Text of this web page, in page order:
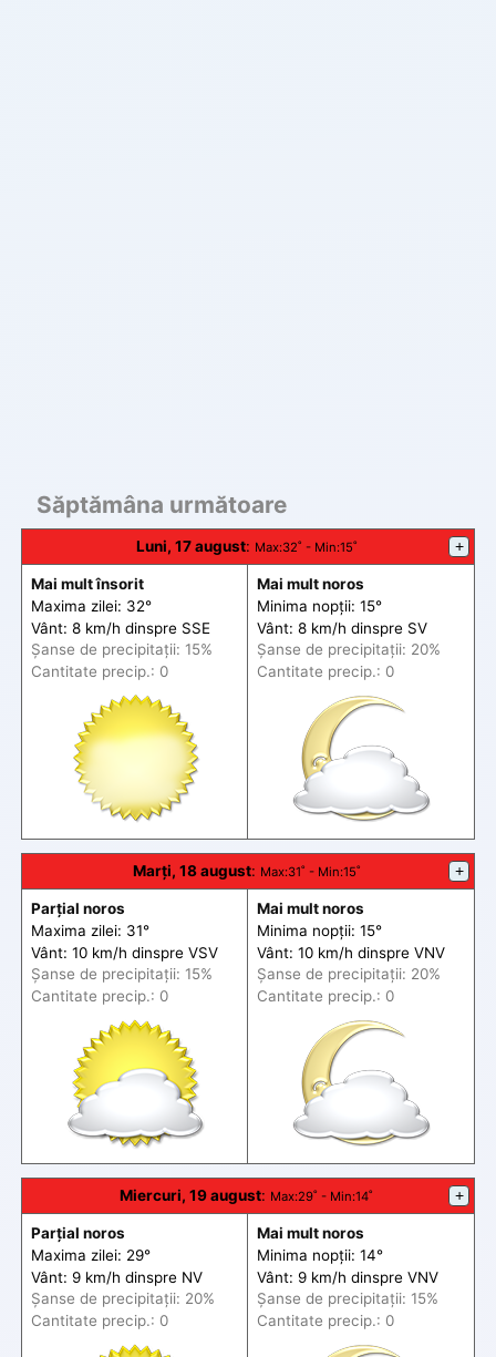
Săptămâna următoare
Luni, 17 august: Max:32˚ - Min:15˚ +
Mai mult însorit
Maxima zilei: 32°
Vânt: 8 km/h dinspre SSE
Șanse de precipitații: 15%
Cantitate precip.: 0
Mai mult noros
Minima nopții: 15°
Vânt: 8 km/h dinspre SV
Șanse de precipitații: 20%
Cantitate precip.: 0
Marți, 18 august: Max:31˚ - Min:15˚ +
Parțial noros
Maxima zilei: 31°
Vânt: 10 km/h dinspre VSV
Șanse de precipitații: 15%
Cantitate precip.: 0
Mai mult noros
Minima nopții: 15°
Vânt: 10 km/h dinspre VNV
Șanse de precipitații: 20%
Cantitate precip.: 0
Miercuri, 19 august: Max:29˚ - Min:14˚ +
Parțial noros
Maxima zilei: 29°
Vânt: 9 km/h dinspre NV
Șanse de precipitații: 20%
Cantitate precip.: 0
Mai mult noros
Minima nopții: 14°
Vânt: 9 km/h dinspre VNV
Șanse de precipitații: 15%
Cantitate precip.: 0